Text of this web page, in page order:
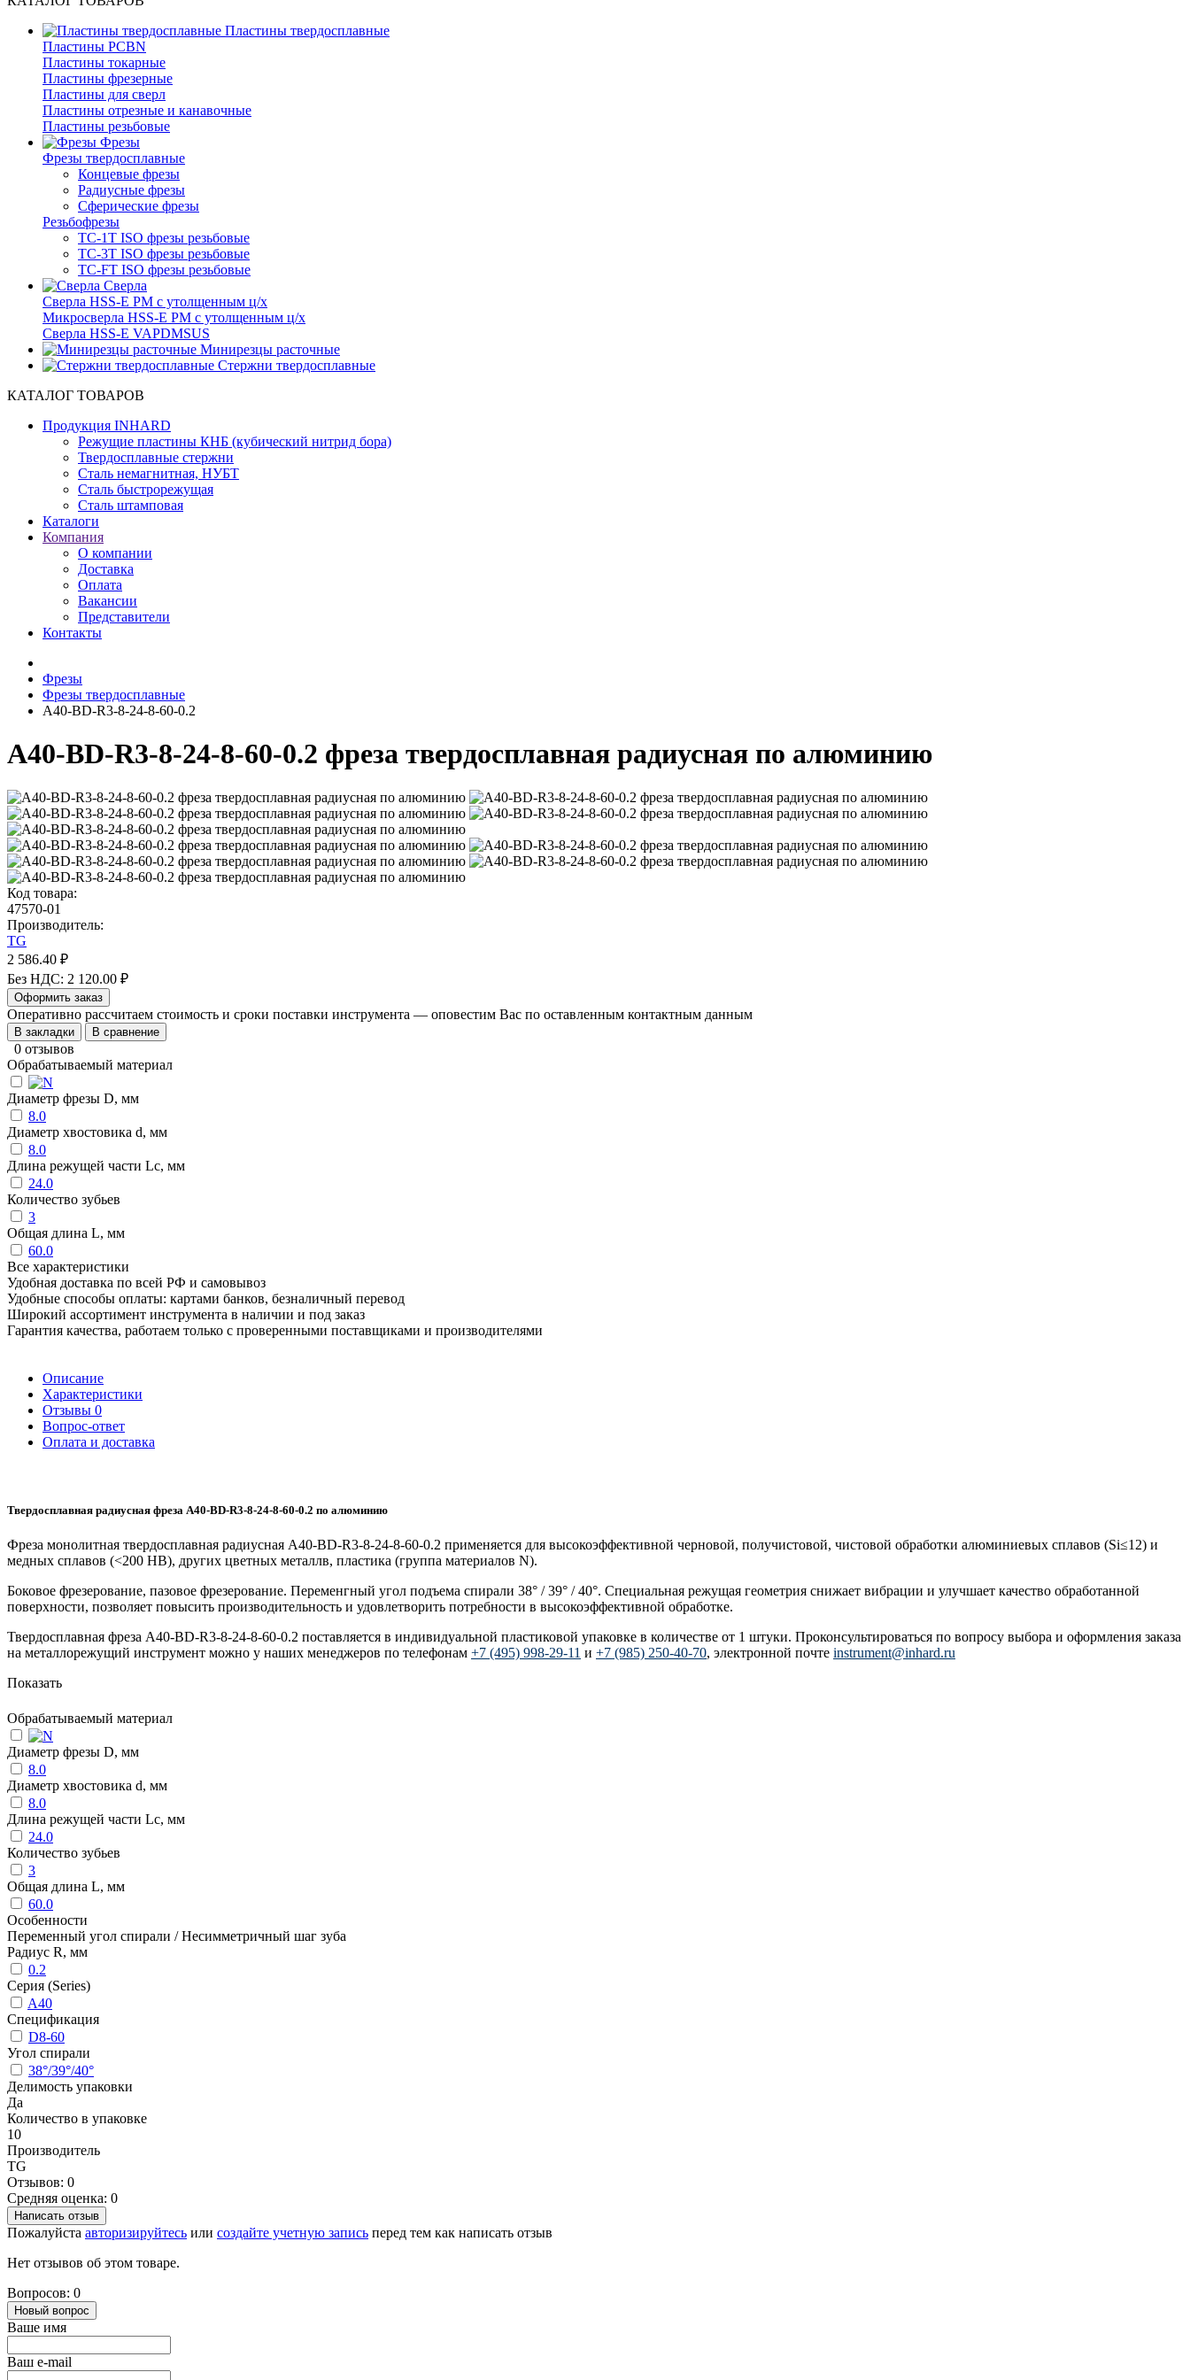
Пластины твердосплавные
Пластины PCBN
Пластины токарные
Пластины фрезерные
Пластины для сверл
Пластины отрезные и канавочные
Пластины резьбовые
Фрезы
Фрезы твердосплавные
Концевые фрезы
Радиусные фрезы
Сферические фрезы
Резьбофрезы
TC-1T ISO фрезы резьбовые
TC-3T ISO фрезы резьбовые
TC-FT ISO фрезы резьбовые
Сверла
Cверла HSS-E PM c утолщенным ц/х
Микросверла HSS-E PM c утолщенным ц/х
Сверла HSS-E VAPDMSUS
Минирезцы расточные
Cтержни твердосплавные
КАТАЛОГ ТОВАРОВ
Продукция INHARD
Режущие пластины КНБ (кубический нитрид бора)
Твердосплавные стержни
Сталь немагнитная, НУБТ
Сталь быстрорежущая
Сталь штамповая
Каталоги
Компания
О компании
Доставка
Оплата
Вакансии
Представители
Контакты
Фрезы
Фрезы твердосплавные
A40-BD-R3-8-24-8-60-0.2
A40-BD-R3-8-24-8-60-0.2 фреза твердосплавная радиусная по алюминию
Код товара:
47570-01
Производитель:
TG
2 586.40 ₽
Без НДС: 2 120.00 ₽
Оформить заказ
Оперативно рассчитаем стоимость и сроки поставки инструмента — оповестим Вас по оставленным контактным данным
В закладки В сравнение
0 отзывов
Обрабатываемый материал
Диаметр фрезы D, мм
8.0
Диаметр хвостовика d, мм
8.0
Длина режущей части Lc, мм
24.0
Количество зубьев
3
Общая длина L, мм
60.0
Все характеристики
Удобная доставка по всей РФ и самовывоз
Удобные способы оплаты: картами банков, безналичный перевод
Широкий ассортимент инструмента в наличии и под заказ
Гарантия качества, работаем только с проверенными поставщиками и производителями
Описание
Характеристики
Отзывы 0
Вопрос-ответ
Оплата и доставка
Твердосплавная радиусная фреза A40-BD-R3-8-24-8-60-0.2 по алюминию
Фреза монолитная твердосплавная радиусная A40-BD-R3-8-24-8-60-0.2 применяется для высокоэффективной черновой, получистовой, чистовой обработки алюминиевых сплавов (Si≤12) и
медных сплавов (<200 HB), других цветных металлв, пластика (группа материалов N).
Боковое фрезерование, пазовое фрезерование. Переменгный угол подъема спирали 38° / 39° / 40°. Cпециальная режущая геометрия снижает вибрации и улучшает качество обработанной
поверхности, позволяет повысить производительность и удовлетворить потребности в высокоэффективной обработке.
Твердосплавная фреза A40-BD-R3-8-24-8-60-0.2 поставляется в индивидуальной пластиковой упаковке в количестве от 1 штуки. Проконсультироваться по вопросу выбора и оформления заказа
на металлорежущий инструмент можно у наших менеджеров по телефонам +7 (495) 998-29-11 и +7 (985) 250-40-70, электронной почте instrument@inhard.ru
Показать
Обрабатываемый материал
Диаметр фрезы D, мм
8.0
Диаметр хвостовика d, мм
8.0
Длина режущей части Lc, мм
24.0
Количество зубьев
3
Общая длина L, мм
60.0
Особенности
Переменный угол спирали / Несимметричный шаг зуба
Радиус R, мм
0.2
Серия (Series)
A40
Спецификация
D8-60
Угол спирали
38°/39°/40°
Делимость упаковки
Да
Количество в упаковке
10
Производитель
TG
Отзывов: 0
Средняя оценка: 0
Написать отзыв
Пожалуйста авторизируйтесь или создайте учетную запись перед тем как написать отзыв
Нет отзывов об этом товаре.
Вопросов: 0
Новый вопрос
Ваше имя
Ваш e-mail